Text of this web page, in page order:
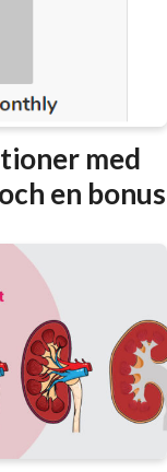
med
en bonus